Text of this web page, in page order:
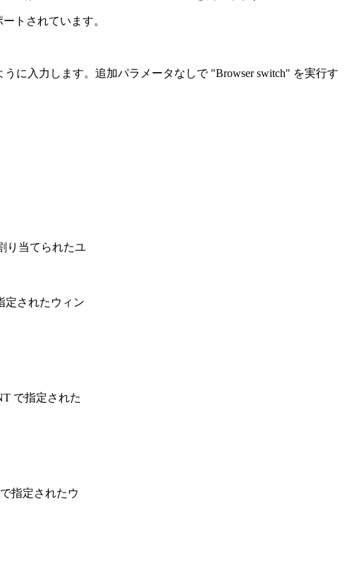
トされています。
に入力します。追加パラメータなしで "Browser switch" を実行す
り当てられたユ
定されたウィン
で指定された
指定されたウ